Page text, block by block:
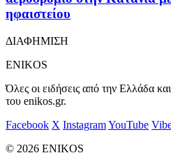
ηφαιστείου
ΔΙΑΦΗΜΙΣΗ
ENIKOS
Όλες οι ειδήσεις από την Ελλάδα
του enikos.gr.
Facebook X InstagramYouTube
© 2026 ENIKOS